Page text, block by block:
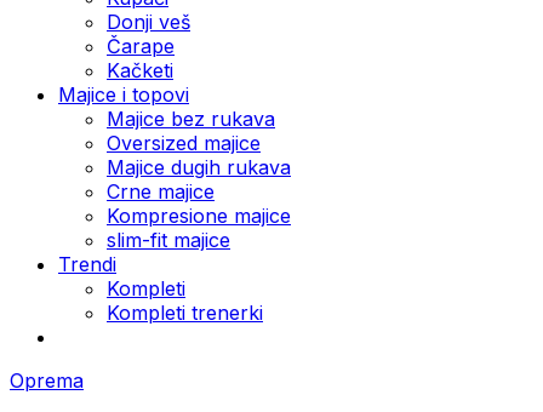
Donji veš
Čarape
Kačketi
Majice i topovi
Majice bez rukava
Oversized majice
Majice dugih rukava
Crne majice
Kompresione majice
slim-fit majice
Trendi
Kompleti
Kompleti trenerki
Oprema